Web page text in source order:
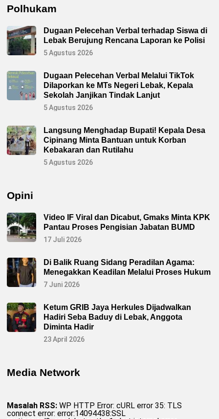
Polhukam
Dugaan Pelecehan Verbal terhadap Siswa di
Lebak Berujung Rencana Laporan ke Polisi
5 Agustus 2026
Dugaan Pelecehan Verbal Melalui TikTok
Dilaporkan ke MTs Negeri Lebak, Kepala
Sekolah Janjikan Tindak Lanjut
5 Agustus 2026
Langsung Menghadap Bupati! Kepala Desa
Cipinang Minta Bantuan untuk Korban
Kebakaran dan Rutilahu
5 Agustus 2026
Opini
Video IF Viral dan Dicabut, Gmaks Minta KPK
Pantau Proses Pengisian Jabatan BUMD
17 Juli 2026
Di Balik Ruang Sidang Peradilan Agama:
Menegakkan Keadilan Melalui Proses Hukum
7 Juni 2026
Ketum GRIB Jaya Herkules Dijadwalkan
Hadiri Seba Baduy di Lebak, Anggota
Diminta Hadir
23 April 2026
Media Network
Masalah RSS: WP HTTP Error: cURL error 35: TLS
connect error: error:14094438:SSL